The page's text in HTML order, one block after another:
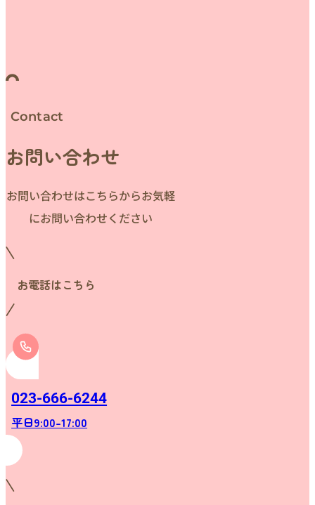
Contact
お問い合わせ
お問い合わせはこちらからお気軽
にお問い合わせください
お電話はこちら
023-666-6244
平日9:00-17:00